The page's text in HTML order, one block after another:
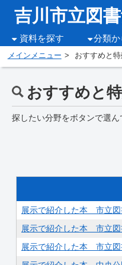
吉川市立図
資料を探す 分類か
メインメニュー おすすめと
おすすめと
探したい分野をボタンで選ん
展示で紹介した本 市立図
展示で紹介した本 市立図
展示で紹介した本 市立図